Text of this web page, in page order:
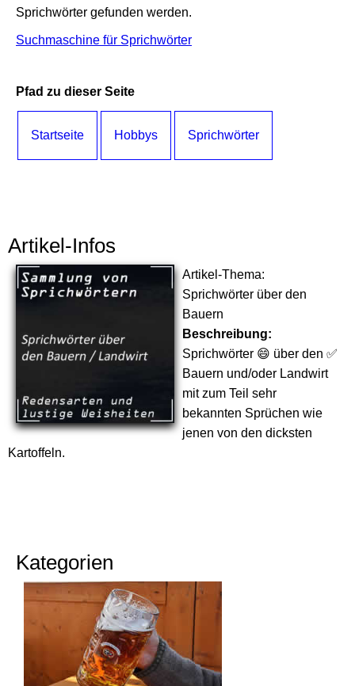
Sprichwörter gefunden werden.
Suchmaschine für Sprichwörter
Pfad zu dieser Seite
Startseite Hobbys Sprichwörter
Artikel-Infos
Artikel-Thema:
Sprichwörter über den
Bauern
Beschreibung:
Sprichwörter 😄 über den ✅
Bauern und/oder Landwirt
mit zum Teil sehr
bekannten Sprüchen wie
jenen von den dicksten
Kartoffeln.
Kategorien